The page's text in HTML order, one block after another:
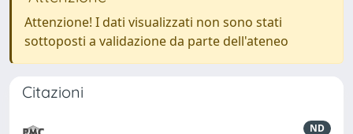
Attenzione! I dati visualizzati non sono stati
sottoposti a validazione da parte dell'ateneo
Citazioni
ND